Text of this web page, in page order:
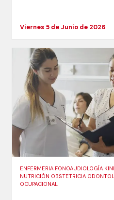
Viernes 5 de Junio de 2026
ENFERMERIA FONOAUDIOLOGÍA
NUTRICIÓN OBSTETRICIA
OCUPACIONAL